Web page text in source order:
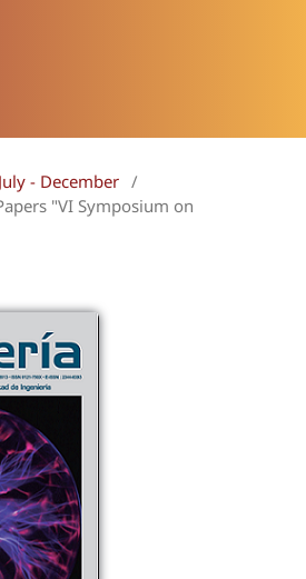
- December /
"VI Symposium on